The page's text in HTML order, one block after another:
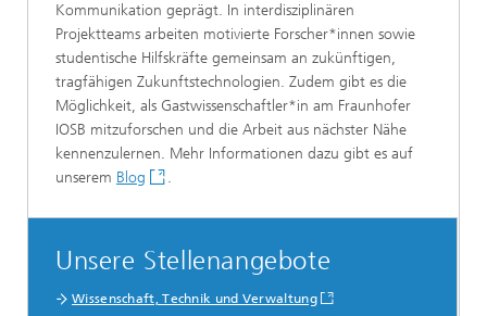
Kommunikation geprägt. In interdisziplinären
Projektteams arbeiten motivierte Forscher*innen sowie
studentische Hilfskräfte gemeinsam an zukünftigen,
tragfähigen Zukunftstechnologien. Zudem gibt es die
Möglichkeit, als Gastwissenschaftler*in am Fraunhofer
IOSB mitzuforschen und die Arbeit aus nächster Nähe
kennenzulernen. Mehr Informationen dazu gibt es auf
unserem Blog .
Unsere Stellenangebote
Wissenschaft, Technik und Verwaltung